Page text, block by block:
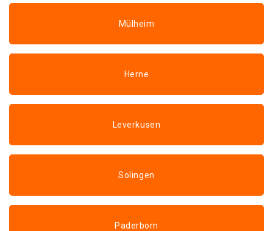
Mülheim
Herne
Leverkusen
Solingen
Paderborn